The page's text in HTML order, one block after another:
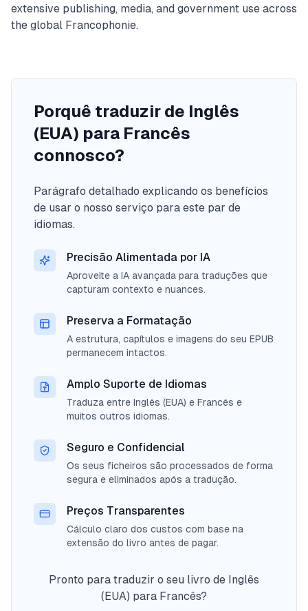
extensive publishing, media, and government use across
the global Francophonie.
Porquê traduzir de Inglês
(EUA) para Francês
connosco?
Parágrafo detalhado explicando os benefícios
de usar o nosso serviço para este par de
idiomas.
Precisão Alimentada por IA
Aproveite a IA avançada para traduções que
capturam contexto e nuances.
Preserva a Formatação
A estrutura, capítulos e imagens do seu EPUB
permanecem intactos.
Amplo Suporte de Idiomas
Traduza entre Inglês (EUA) e Francês e
muitos outros idiomas.
Seguro e Confidencial
Os seus ficheiros são processados de forma
segura e eliminados após a tradução.
Preços Transparentes
Cálculo claro dos custos com base na
extensão do livro antes de pagar.
Pronto para traduzir o seu livro de Inglês
(EUA) para Francês?